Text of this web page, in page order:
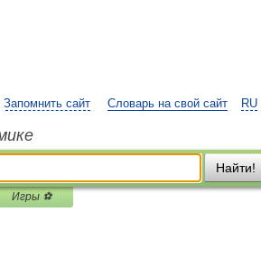
RU
Запомнить сайт Словарь на свой сайт
Найти!
Игры ⚽